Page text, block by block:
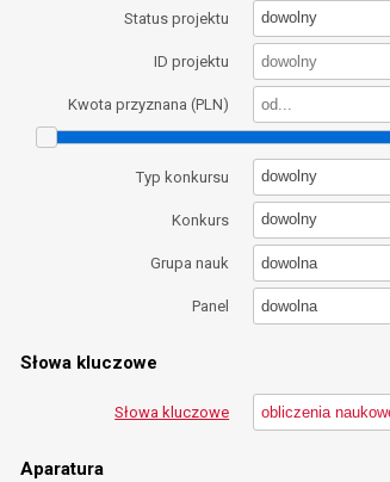
Status projektu dowolny
ID projektu
Kwota przyznana (PLN)
Typ konkursu dowolny
Konkurs dowolny
Grupa nauk dowolna
Panel dowolna
Słowa kluczowe
Słowa kluczowe
Aparatura